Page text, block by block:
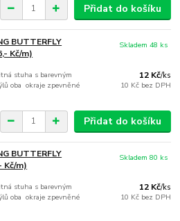
Přidat do košíku
BUTTERFLY
Kč/m)
stuha s barevným
oba okraje zpevněné
12 Kč/ks
10 Kč bez DPH
Skladem 48 ks
Přidat do košíku
BUTTERFLY
Kč/m)
stuha s barevným
oba okraje zpevněné
12 Kč/ks
10 Kč bez DPH
Skladem 80 ks